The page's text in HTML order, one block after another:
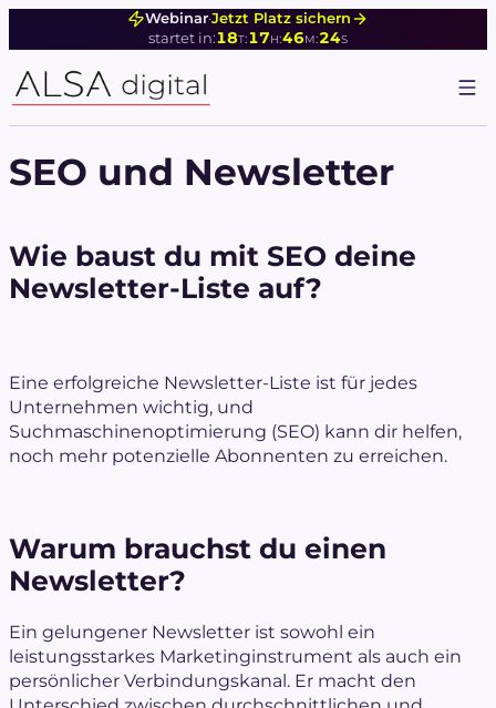
Inhalt
springen
Webinar·
startet in:18T:17H:46M:24S
Jetzt Platz sichern
SEO und Newsletter
Wie baust du mit SEO deine
Newsletter-Liste auf?
Eine erfolgreiche Newsletter-Liste ist für jedes
Unternehmen wichtig, und
Suchmaschinenoptimierung (SEO) kann dir helfen,
noch mehr potenzielle Abonnenten zu erreichen.
Warum brauchst du einen
Newsletter?
Ein gelungener Newsletter ist sowohl ein
leistungsstarkes Marketinginstrument als auch ein
persönlicher Verbindungskanal. Er macht den